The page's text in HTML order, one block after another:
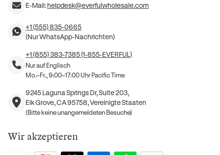
E-Mail:helpdesk@everfulwholesale.com
+1 (555) 835-0665
(Nur WhatsApp-Nachrichten)
+1 (855) 383-7385 (1-855-EVERFUL)
Nur auf Englisch
Mo.–Fr., 9:00–17:00 Uhr Pacific Time
9245 Laguna Springs Dr, Suite 203,
Elk Grove, CA 95758, Vereinigte Staaten
(Bitte keine unangemeldeten Besuche)
Wir akzeptieren